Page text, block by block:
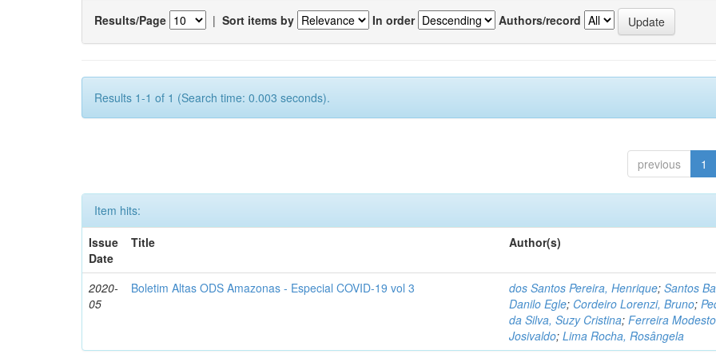
Results/Page | Sort items by In order Authors/record
Results 1-1 of 1 (Search time: 0.003 seconds).
previous 1
Item hits:
Issue
Date
Title Author(s)
2020-
05
Boletim Altas ODS Amazonas - Especial COVID-19 vol 3 dos Santos Pereira, Henrique;Santos
Danilo Egle; Cordeiro Lorenzi, Bruno;
da Silva, Suzy Cristina;Ferreira
Josivaldo;Lima Rocha, Rosângela